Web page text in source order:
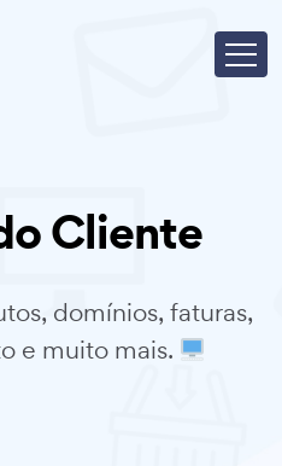
Cliente
domínios, faturas,
e muito mais.